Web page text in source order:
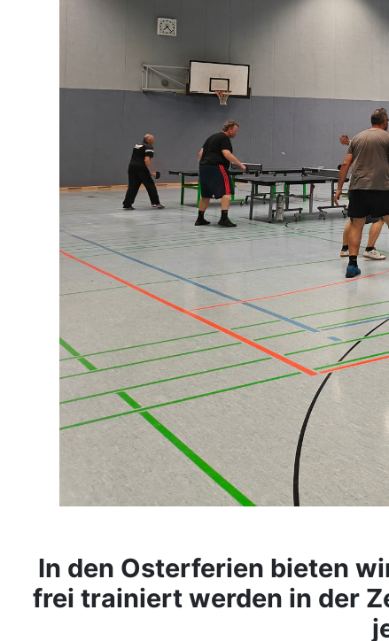
In den Osterferien bieten
frei trainiert werden in der